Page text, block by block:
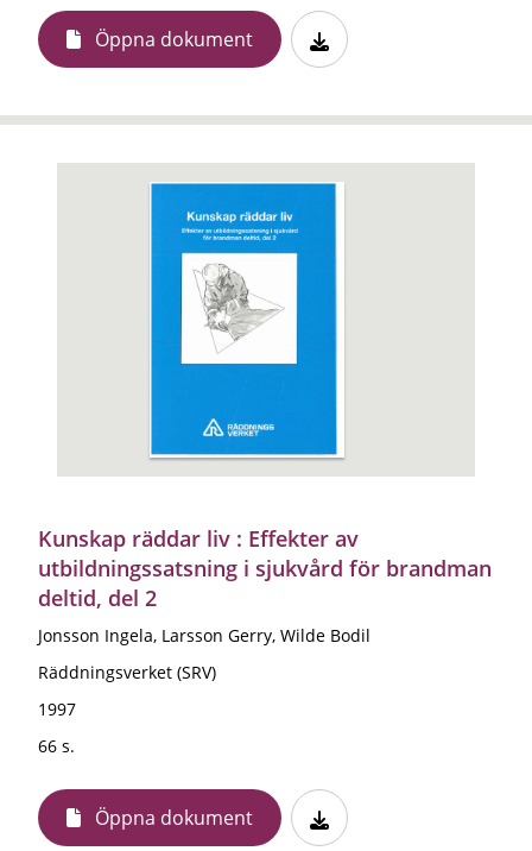
Öppna dokument
Kunskap räddar liv : Effekter av
utbildningssatsning i sjukvård för brandman
deltid, del 2
Jonsson Ingela, Larsson Gerry, Wilde Bodil
Räddningsverket (SRV)
1997
66 s.
Öppna dokument